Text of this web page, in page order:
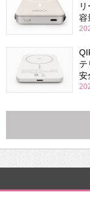
容
テ
安